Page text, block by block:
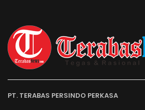
PT. TERABAS PERSINDO PERKASA